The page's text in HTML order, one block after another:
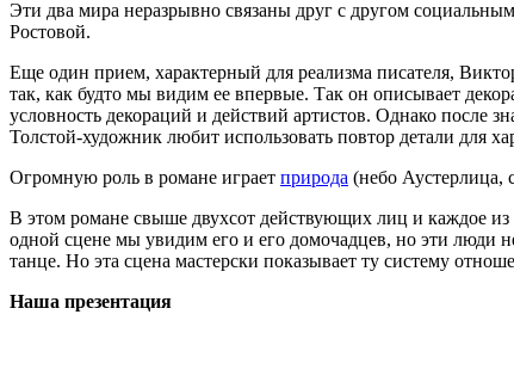
Эти два мира неразрывно связаны друг с другом
Ростовой.
Еще один прием, характерный для реализма писателя,
так, как будто мы видим ее впервые. Так он описывает
условность декораций и действий артистов. Однако после
Толстой-художник любит использовать повтор детали для
Огромную роль в романе играет природа (небо Аустерлица,
В этом романе свыше двухсот действующих лиц и каждое из
одной сцене мы увидим его и его домочадцев, но эти люди
танце. Но эта сцена мастерски показывает ту систему
Наша презентация